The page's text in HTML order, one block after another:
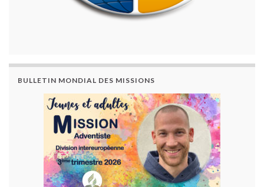
BULLETIN MONDIAL DES MISSIONS